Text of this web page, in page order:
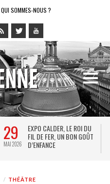
QUI SOMMES-NOUS ?
EXPO CALDER, LE ROI DU
FIL DE FER, UN BON GOÛT
D’ENFANCE
28
THÉÂTRE